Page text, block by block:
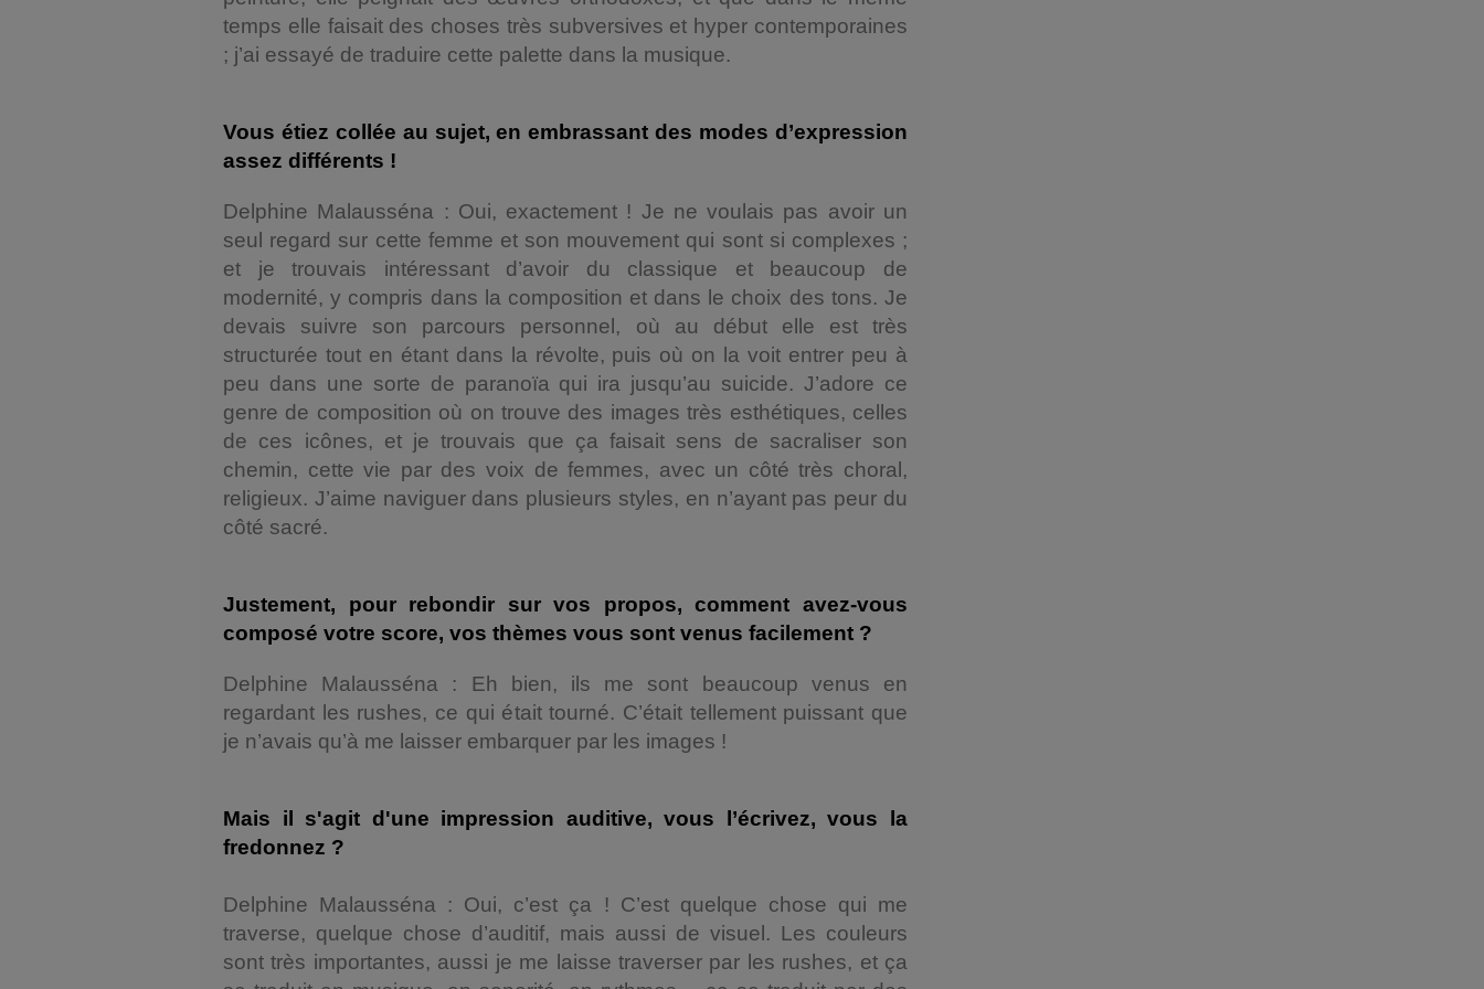
temps elle faisait des choses très subversives et hyper contemporaines
; j’ai essayé de traduire cette palette dans la musique.
Vous étiez collée au sujet, en embrassant des modes d’expression
assez différents !
Delphine Malausséna : Oui, exactement ! Je ne voulais pas avoir un
seul regard sur cette femme et son mouvement qui sont si complexes ;
et je trouvais intéressant d’avoir du classique et beaucoup de
modernité, y compris dans la composition et dans le choix des tons. Je
devais suivre son parcours personnel, où au début elle est très
structurée tout en étant dans la révolte, puis où on la voit entrer peu à
peu dans une sorte de paranoïa qui ira jusqu’au suicide. J’adore ce
genre de composition où on trouve des images très esthétiques, celles
de ces icônes, et je trouvais que ça faisait sens de sacraliser son
chemin, cette vie par des voix de femmes, avec un côté très choral,
religieux. J’aime naviguer dans plusieurs styles, en n’ayant pas peur du
côté sacré.
Justement, pour rebondir sur vos propos, comment avez-vous
composé votre score, vos thèmes vous sont venus facilement ?
Delphine Malausséna : Eh bien, ils me sont beaucoup venus en
regardant les rushes, ce qui était tourné. C’était tellement puissant que
je n’avais qu’à me laisser embarquer par les images !
Mais il s'agit d'une impression auditive, vous l’écrivez, vous la
fredonnez ?
Delphine Malausséna : Oui, c’est ça ! C’est quelque chose qui me
traverse, quelque chose d’auditif, mais aussi de visuel. Les couleurs
sont très importantes, aussi je me laisse traverser par les rushes, et ça